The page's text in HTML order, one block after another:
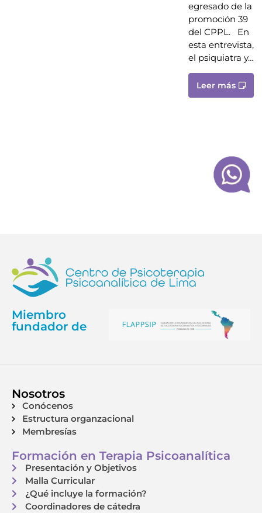
egresado de la
promoción 39
del CPPL. En
esta entrevista,
el psiquiatra y…
Leer más
Miembro
fundador de
Nosotros
Conócenos
Estructura organzacional
Membresías
Formación en Terapia Psicoanalítica
Presentación y Objetivos
Malla Curricular
¿Qué incluye la formación?
Coordinadores de cátedra